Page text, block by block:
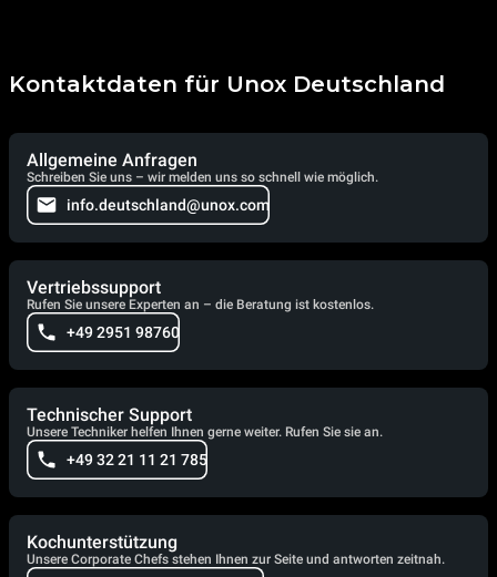
Kontaktdaten für Unox Deutschland
Allgemeine Anfragen
Schreiben Sie uns – wir melden uns so schnell wie möglich.
info.deutschland@unox.com
Vertriebssupport
Rufen Sie unsere Experten an – die Beratung ist kostenlos.
+49 2951 98760
Technischer Support
Unsere Techniker helfen Ihnen gerne weiter. Rufen Sie sie an.
+49 32 21 11 21 785
Kochunterstützung
Unsere Corporate Chefs stehen Ihnen zur Seite und antworten zeitnah.